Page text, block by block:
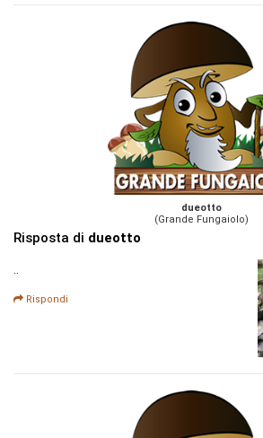
dueotto
(Grande Fungaiolo)
Risposta di dueotto
..
Rispondi